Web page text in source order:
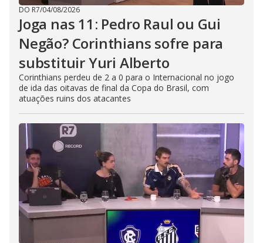
DO R7/04/08/2026
Joga nas 11: Pedro Raul ou Gui
Negão? Corinthians sofre para
substituir Yuri Alberto
Corinthians perdeu de 2 a 0 para o Internacional no jogo
de ida das oitavas de final da Copa do Brasil, com
atuações ruins dos atacantes